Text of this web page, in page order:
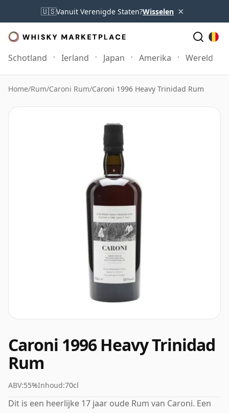
🇺🇸Vanuit Verenigde Staten?Wisselen ×
Schotland Ierland Japan Amerika Wereld
Home/Rum/Caroni Rum/Caroni 1996 Heavy Trinidad Rum
Caroni 1996 Heavy Trinidad
Rum
ABV:55%Inhoud:70cl
Dit is een heerlijke 17 jaar oude Rum van Caroni. Een